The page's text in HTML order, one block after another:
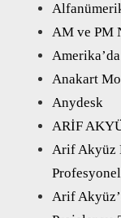
AM ve PM
Anakart
Anydesk
ARİF
Arif Akyüz
Arif